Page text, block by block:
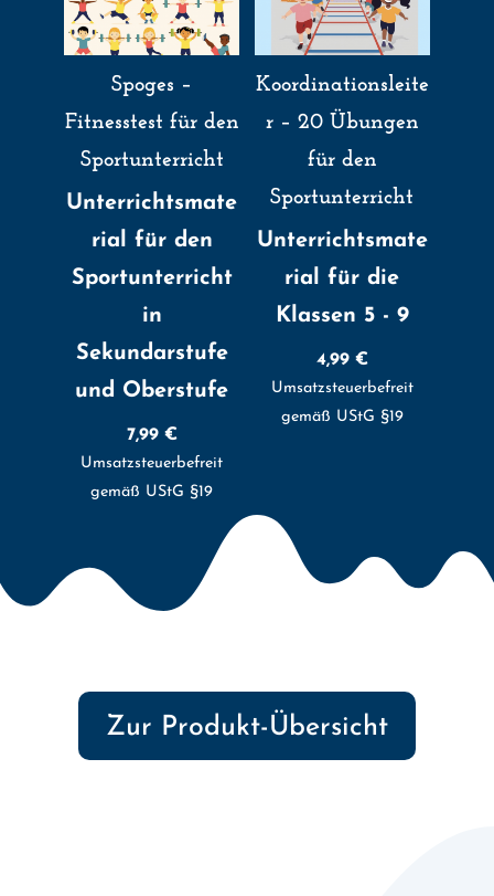
Spoges –
Fitnesstest für den
Sportunterricht
Unterrichtsmate
rial für den
Sportunterricht
in
Sekundarstufe
und Oberstufe
7,99 €
Umsatzsteuerbefreit
gemäß UStG §19
Koordinationsleite
r – 20 Übungen
für den
Sportunterricht
Unterrichtsmate
rial für die
Klassen 5 - 9
4,99 €
Umsatzsteuerbefreit
gemäß UStG §19
Zur Produkt-Übersicht